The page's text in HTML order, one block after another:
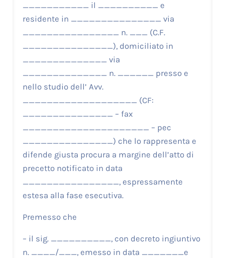
___________ il __________ e
residente in _______________ via
________________ n. ___ (C.F.
_______________), domiciliato in
______________ via
______________ n. ______ presso e
nello studio dell’ Avv.
___________________ (CF:
_______________ – fax
_____________________ – pec
_______________) che lo rappresenta e
difende giusta procura a margine dell’atto di
precetto notificato in data
________________, espressamente
estesa alla fase esecutiva.
Premesso che
– il sig. __________, con decreto ingiuntivo
n. ____/___, emesso in data _______e